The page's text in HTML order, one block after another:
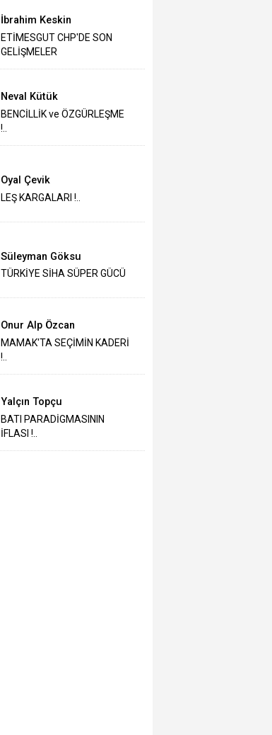
İbrahim Keskin
ETİMESGUT CHP'DE SON
GELİŞMELER
Neval Kütük
BENCİLLİK ve ÖZGÜRLEŞME
!..
Oyal Çevik
LEŞ KARGALARI !..
Süleyman Göksu
TÜRKİYE SİHA SÜPER GÜCÜ
Onur Alp Özcan
MAMAK'TA SEÇİMİN KADERİ
!..
Yalçın Topçu
BATI PARADİGMASININ
İFLASI !..